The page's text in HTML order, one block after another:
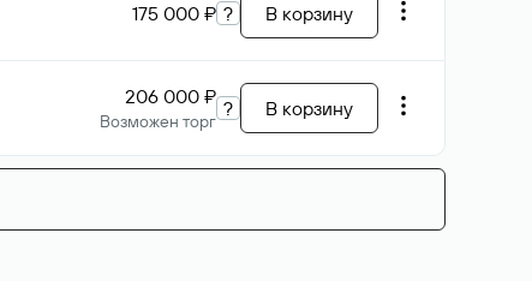
175 000 ₽ ? В корзину
206 000 ₽
Возможен торг
? В корзину